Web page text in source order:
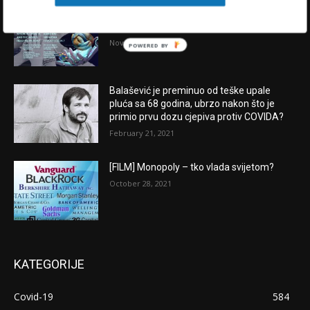
November 28, 2023
Balašević je preminuo od teške upale
pluća sa 68 godina, ubrzo nakon što je
primio prvu dozu cjepiva protiv COVIDA?
February 21, 2021
[FILM] Monopoly – tko vlada svijetom?
October 28, 2021
KATEGORIJE
Covid-19
584
POWERED BY